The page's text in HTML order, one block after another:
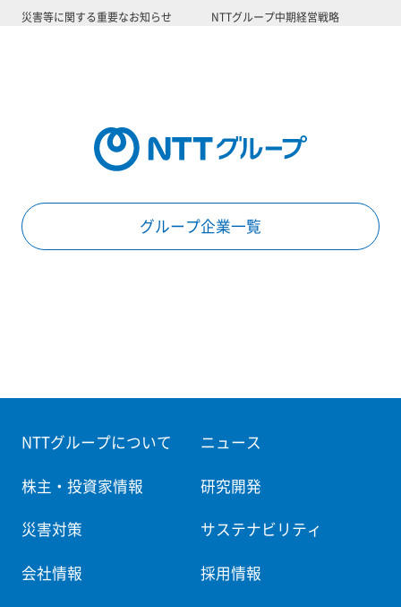
災害等に関する重要なお知らせ NTTグループ中期経営戦略
グループ企業一覧
NTTグループについて ニュース
株主・投資家情報 研究開発
災害対策 サステナビリティ
会社情報 採用情報